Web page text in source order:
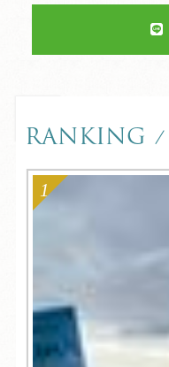
RANKING /